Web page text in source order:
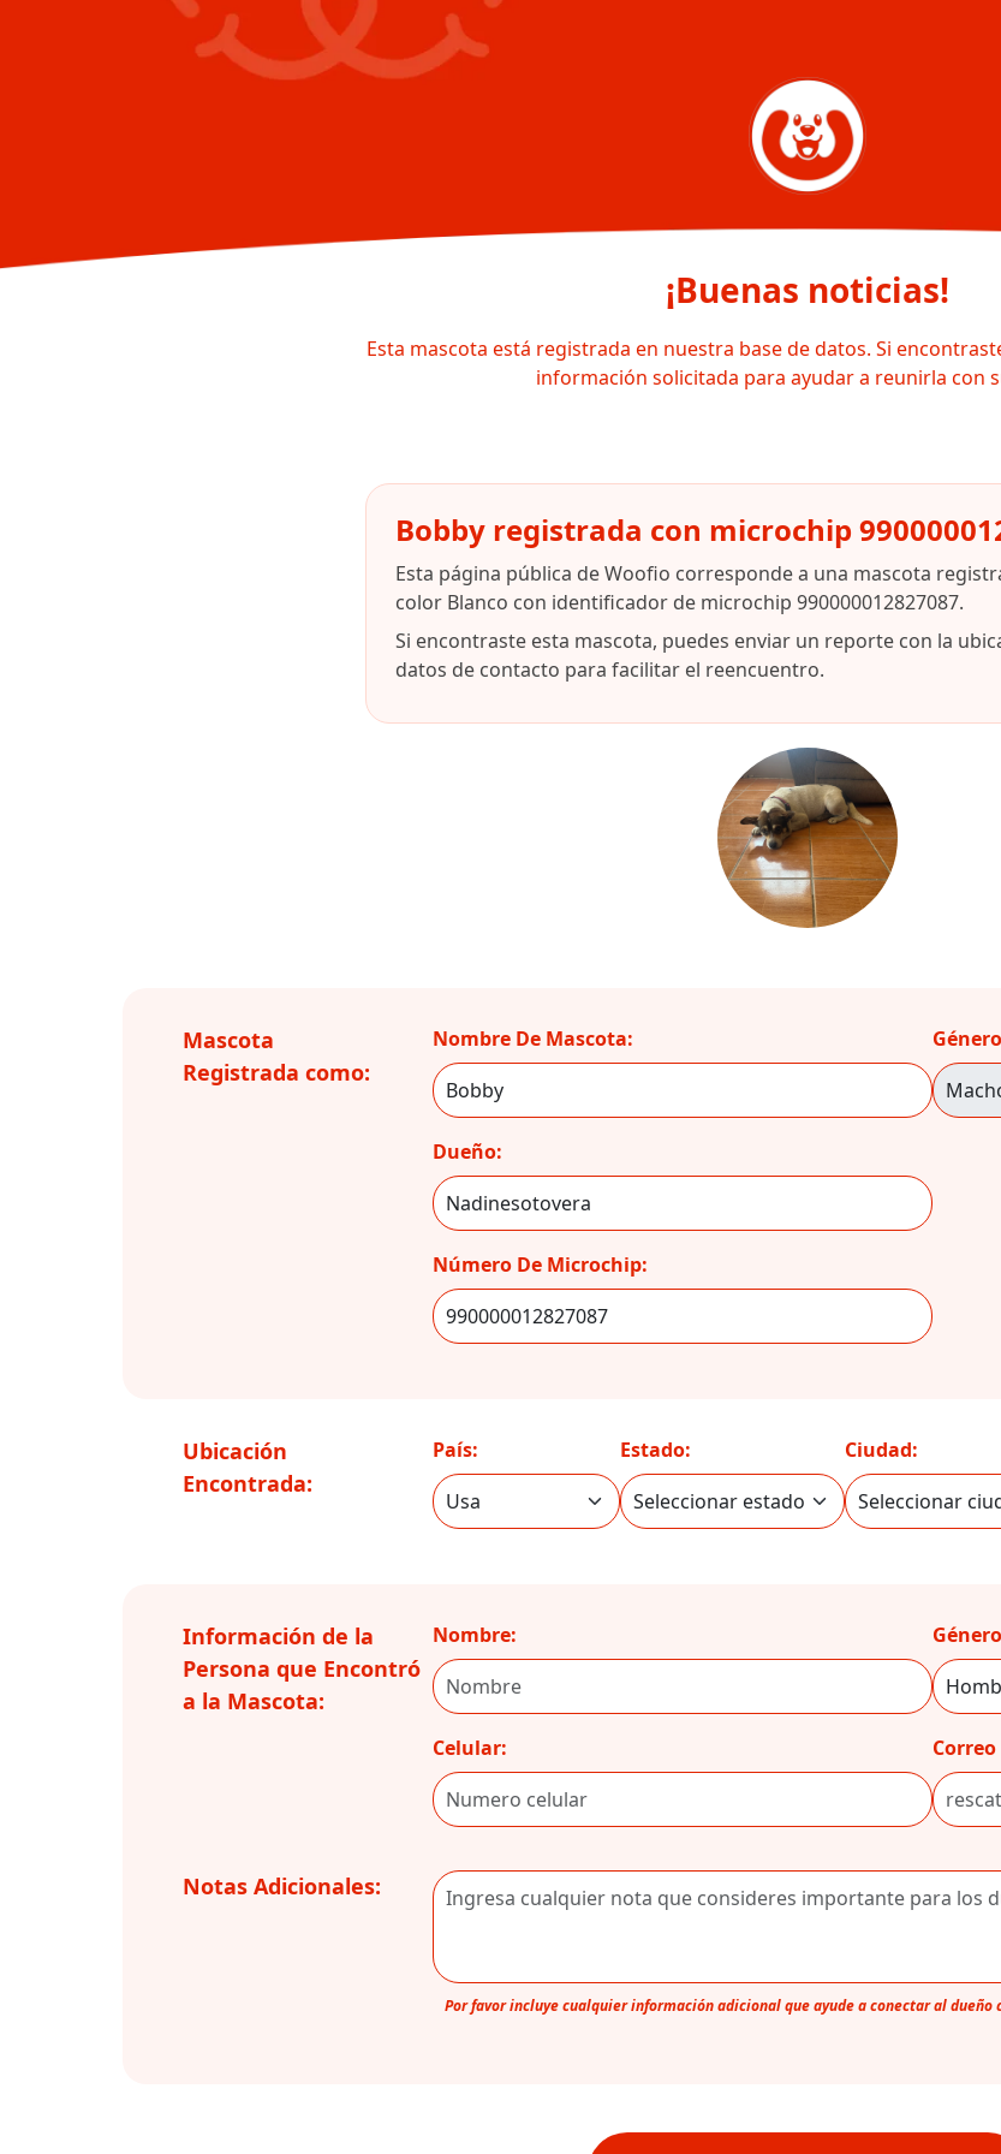
¡Buenas noticias!
Esta mascota está registrada en nuestra base de datos. Si
información solicitada para ayudar a reunirla con
Bobby registrada con microchip
Esta página pública de Woofio corresponde a una mascota
color Blanco con identificador de microchip 990000012827087.
Si encontraste esta mascota, puedes enviar un reporte con la
datos de contacto para facilitar el reencuentro.
Mascota
Registrada como:
Nombre De Mascota:
Dueño:
Número De Microchip:
Ubicación
Encontrada:
País: Estado: Ciudad:
Información de la
Persona que Encontró
a la Mascota:
Nombre:
Celular:
Notas Adicionales:
Por favor incluye cualquier información adicional que ayude a conectar al dueño